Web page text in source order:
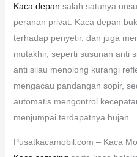
Kaca depan salah satunya
peranan privat. Kaca depan
terhadap penyetir, dan juga
mutakhir, seperti susunan anti
anti silau menolong kurangi
mengacau pandangan sopir,
automatis mengontrol
menjumpai terdapatnya hujan.
Pusatkacamobil.com – Kaca